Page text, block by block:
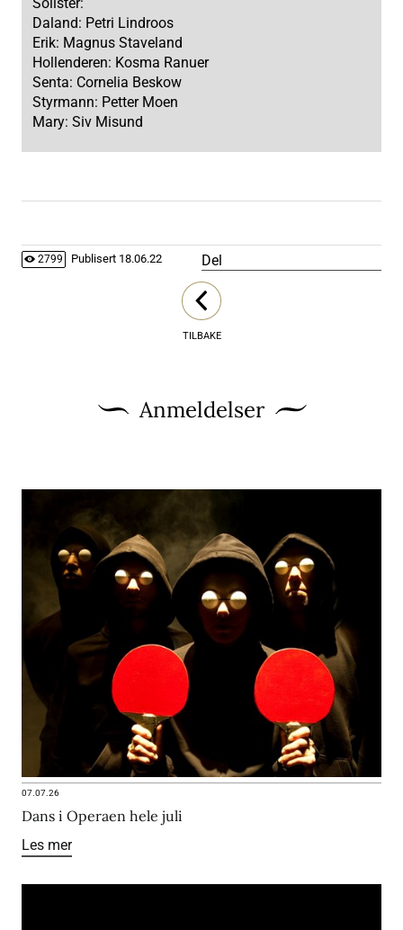
Daland: Petri Lindroos
Erik: Magnus Staveland
Hollenderen: Kosma Ranuer
Senta: Cornelia Beskow
Styrmann: Petter Moen
Mary: Siv Misund
2799 Publisert 18.06.22
TILBAKE
Del
Anmeldelser
07.07.26
Dans i Operaen hele juli
Les mer